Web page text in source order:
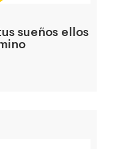
sueños ellos